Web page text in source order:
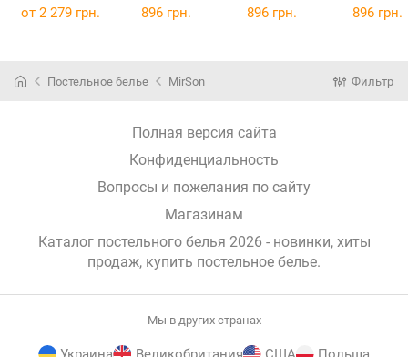
ELIT Royal
двоспальне
Premium
двоспальне
Premium
от 2 279 грн. 896 грн. 896 грн. 896 грн.
Постельное белье MirSon Фильтр
Полная версия сайта
Конфиденциальность
Вопросы и пожелания по сайту
Магазинам
Каталог постельного белья 2026 - новинки, хиты
продаж, купить постельное белье.
Мы в других странах